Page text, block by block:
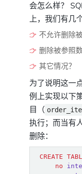
会怎么样？
上，我们有几
不允许删除
删除被参照
其它情况？
为了说明这一
例上实现以下
目（
执行；而当有
删除：
CREATE
no